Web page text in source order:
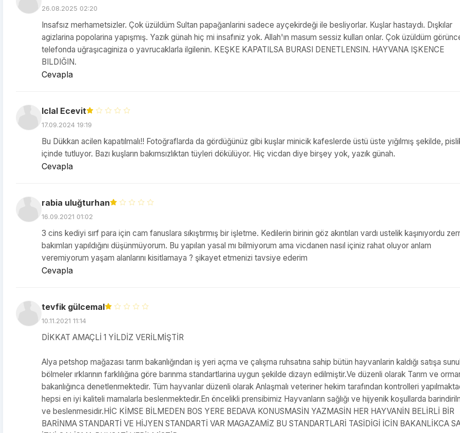
26.08.2025 02:20
Insafsız merhametsizler. Çok üzüldüm Sultan papağanlarini sadece ayçekirdeği ile besliyorlar. Kuşlar hastaydı. Dışkılar
agizlarina popolarina yapışmış. Yazık günah hiç mi insafıniz yok. Allah'ın masum sessiz kulları onlar. Çok üzüldüm
telefonda uğraşıcaginiza o yavrucaklarla ilgilenin. KEŞKE KAPATILSA BURASI DENETLENSIN. HAYVANA IŞKENCE
BILDIĞIN.
Cevapla
Iclal Ecevit
17.09.2024 19:19
Bu Dükkan acilen kapatılmalı!! Fotoğraflarda da gördüğünüz gibi kuşlar minicik kafeslerde üstü üste yığılmış şekilde,
içinde tutluyor. Bazı kuşların bakımsızlıktan tüyleri dökülüyor. Hiç vicdan diye birşey yok, yazık günah.
Cevapla
rabia uluğturhan
16.09.2021 01:02
3 cins kediyi sırf para için cam fanuslara sıkıştırmış bir işletme. Kedilerin birinin göz akıntıları vardı ustelik kaşınıyordu
bakımları yapıldığını düşünmüyorum. Bu yapılan yasal mı bilmiyorum ama vicdanen nasıl içiniz rahat oluyor anlam
veremiyorum yaşam alanlarını kisitlamaya ? şikayet etmenizi tavsiye ederim
Cevapla
tevfik gülcemal
10.11.2021 11:14
DİKKAT AMAÇLİ 1 YİLDİZ VERİLMİŞTİR
Alya petshop mağazası tarım bakanlığından iş yeri açma ve çalışma ruhsatına sahip bütün hayvanlarin kaldığı satışa
bölmeler ırklarının farklılığına göre barınma standartlarina uygun şekilde dizayn edilmiştir.Ve düzenli olarak Tarım ve
bakanlığınca denetlenmektedir. Tüm hayvanlar düzenli olarak Anlaşmalı veteriner hekim tarafından kontrolleri
hepsi en iyi kaliteli mamalarla beslenmektedir.En öncelikli prensibimiz Hayvanların sağlığı ve hijyenik koşullarda
ve beslenmesidir.HİC KİMSE BİLMEDEN BOS YERE BEDAVA KONUSMASİN YAZMASİN HER HAYVANİN BELİRLİ BİR
BARİNMA STANDARTİ VE HİJYEN STANDARTİ VAR MAGAZAMİZ BU STANDARTLARİ TASİDİGİ İCİN BAKANLİKCA